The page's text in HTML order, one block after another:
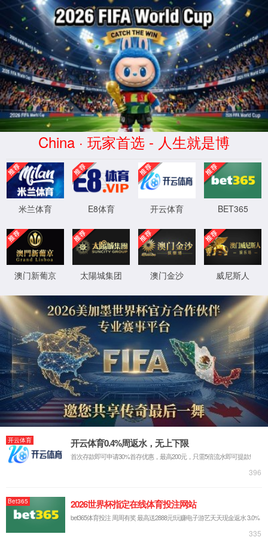
中国·37000v威尼斯(股份公司)-
Official website
服务器错误
404 - 找不到文件或目录。
您要查找的资源可能已被删除，已更改名称或者暂时不可用。
XML 地图